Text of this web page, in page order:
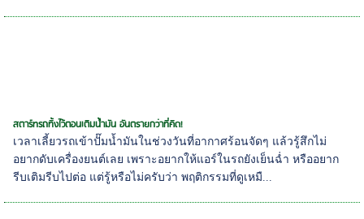
สตาร์ทรถทิ้งไว้ตอนเติมน้ำมัน อันตรายกว่าที่คิด!
เวลาเลี้ยวรถเข้าปั๊มน้ำมันในช่วงวันที่อากาศร้อนจัดๆ แล้วรู้สึกไม่
อยากดับเครื่องยนต์เลย เพราะอยากให้แอร์ในรถยังเย็นฉ่ำ หรืออยาก
รีบเติมรีบไปต่อ แต่รู้หรือไม่ครับว่า พฤติกรรมที่ดูเหมื...